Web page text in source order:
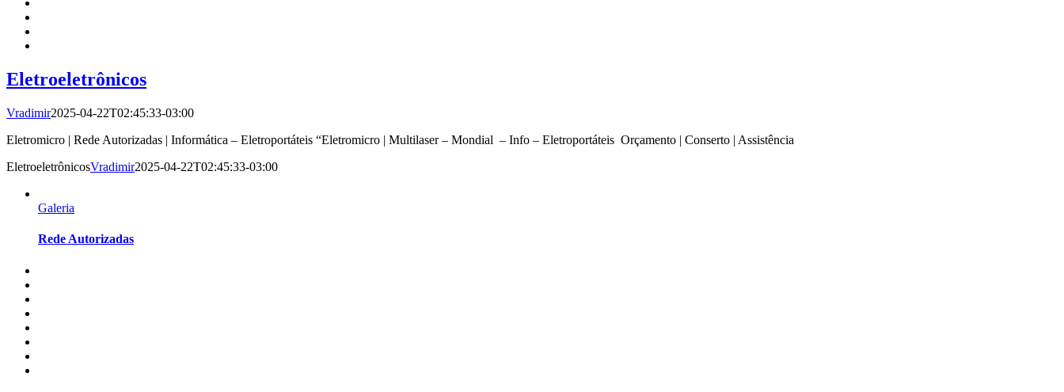
Eletroeletrônicos
Vradimir2025-04-22T02:45:33-03:00
Eletromicro | Rede Autorizadas | Informática – Eletroportáteis “Eletromicro | Multilaser – Mondial – Info – Eletroportáteis Orçamento | Conserto | Assistência
EletroeletrônicosVradimir2025-04-22T02:45:33-03:00
Galeria
Rede Autorizadas